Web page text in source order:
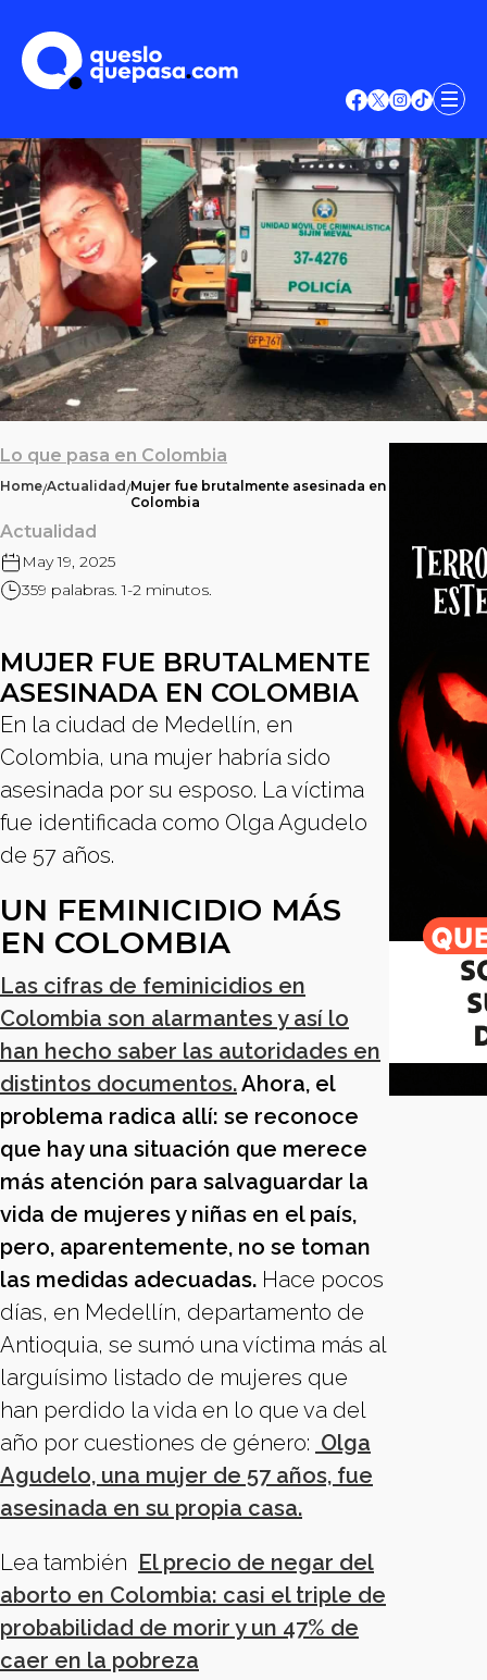
Lo que pasa en Colombia
Home/Actualidad/Mujer fue brutalmente asesinada en
Colombia
Actualidad
May 19, 2025
359 palabras. 1-2 minutos.
MUJER FUE BRUTALMENTE
ASESINADA EN COLOMBIA
En la ciudad de Medellín, en
Colombia, una mujer habría sido
asesinada por su esposo. La víctima
fue identificada como Olga Agudelo
de 57 años.
UN FEMINICIDIO MÁS
EN COLOMBIA
Las cifras de feminicidios en
Colombia son alarmantes y así lo
han hecho saber las autoridades en
distintos documentos.Ahora, el
problema radica allí: se reconoce
que hay una situación que merece
más atención para salvaguardar la
vida de mujeres y niñas en el país,
pero, aparentemente, no se toman
las medidas adecuadas. Hace pocos
días, en Medellín, departamento de
Antioquia, se sumó una víctima más al
larguísimo listado de mujeres que
han perdido la vida en lo que va del
año por cuestiones de género: Olga
Agudelo, una mujer de 57 años, fue
asesinada en su propia casa.
Lea también El precio de negar del
aborto en Colombia: casi el triple de
probabilidad de morir y un 47% de
caer en la pobreza